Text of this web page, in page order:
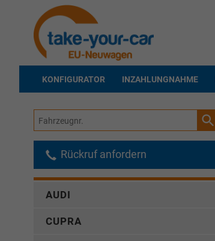
KONFIGURATOR INZAHLUNGNAHME
Fahrzeugnr.
Rückruf anfordern
AUDI
CUPRA